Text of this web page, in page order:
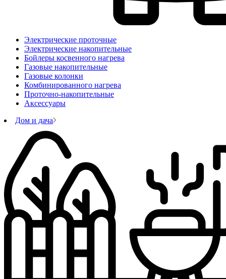
Электрические проточные
Электрические накопительные
Бойлеры косвенного нагрева
Газовые накопительные
Газовые колонки
Комбинированного нагрева
Проточно-накопительные
Аксессуары
Дом и дача